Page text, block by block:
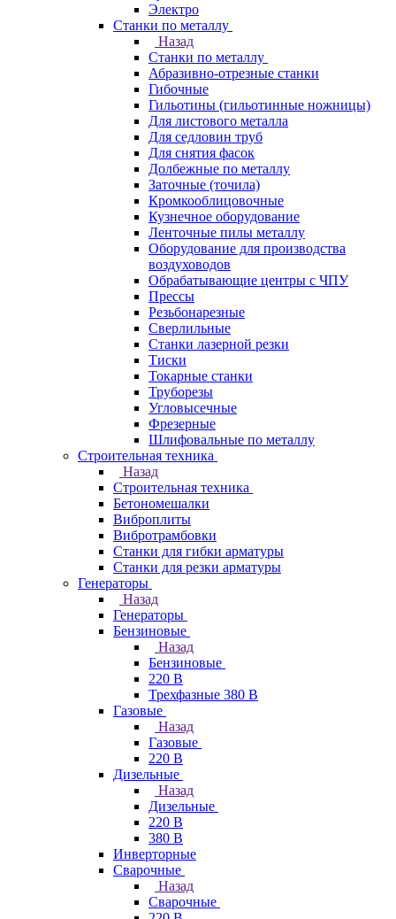
Электро
Станки по металлу
Назад
Станки по металлу
Абразивно-отрезные станки
Гибочные
Гильотины (гильотинные ножницы)
Для листового металла
Для седловин труб
Для снятия фасок
Долбежные по металлу
Заточные (точила)
Кромкооблицовочные
Кузнечное оборудование
Ленточные пилы металлу
Оборудование для производства
воздуховодов
Обрабатывающие центры с ЧПУ
Прессы
Резьбонарезные
Сверлильные
Станки лазерной резки
Тиски
Токарные станки
Труборезы
Угловысечные
Фрезерные
Шлифовальные по металлу
Строительная техника
Назад
Строительная техника
Бетономешалки
Виброплиты
Вибротрамбовки
Станки для гибки арматуры
Станки для резки арматуры
Генераторы
Назад
Генераторы
Бензиновые
Назад
Бензиновые
220 В
Трехфазные 380 В
Газовые
Назад
Газовые
220 В
Дизельные
Назад
Дизельные
220 В
380 В
Инверторные
Сварочные
Назад
Сварочные